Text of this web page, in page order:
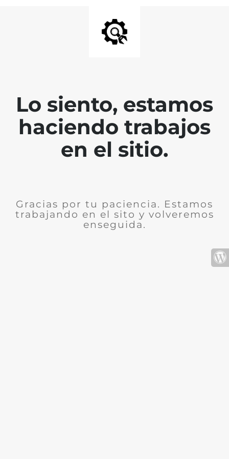
Lo siento, estamos
haciendo trabajos
en el sitio.
Gracias por tu paciencia. Estamos
trabajando en el sito y volveremos
enseguida.